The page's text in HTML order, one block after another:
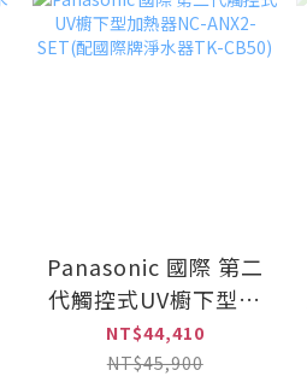
Panasonic 國際 第二
代觸控式UV櫥下型加
熱器NC-ANX2-
SET(配國際牌淨水器
NT$44,410
NT$45,900